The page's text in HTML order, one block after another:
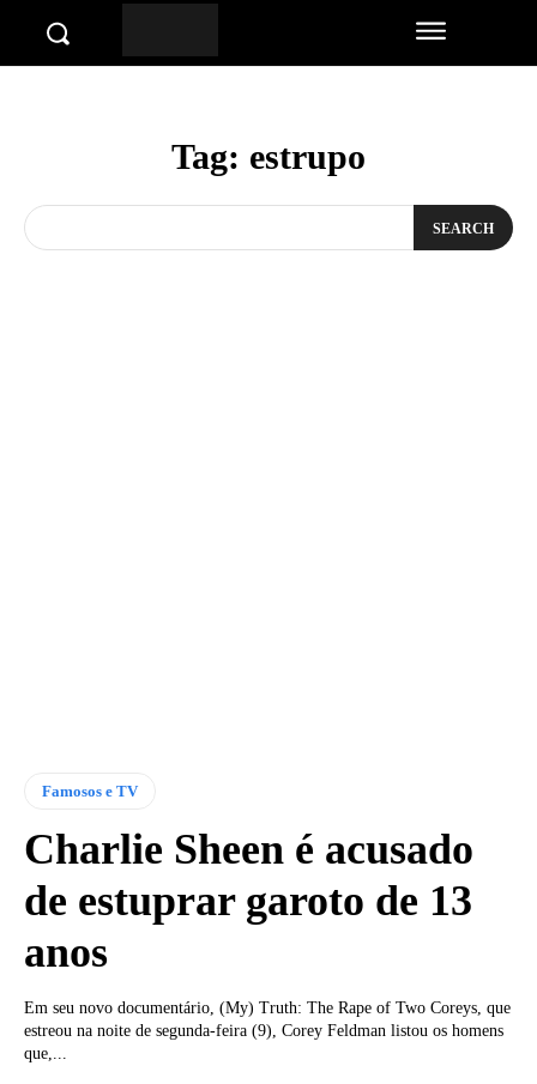
Tag: estrupo
SEARCH
Famosos e TV
Charlie Sheen é acusado
de estuprar garoto de 13
anos
Em seu novo documentário, (My) Truth: The Rape of Two Coreys, que
estreou na noite de segunda-feira (9), Corey Feldman listou os homens
que,...